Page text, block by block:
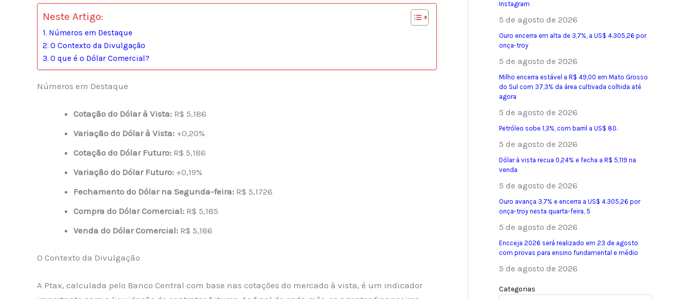
Neste Artigo:
Números em Destaque
O Contexto da Divulgação
O que é o Dólar Comercial?
Números em Destaque
Cotação do Dólar à Vista: R$ 5,186
Variação do Dólar à Vista: +0,20%
Cotação do Dólar Futuro: R$ 5,186
Variação do Dólar Futuro: +0,19%
Fechamento do Dólar na Segunda-feira: R$ 5,1726
Compra do Dólar Comercial: R$ 5,185
Venda do Dólar Comercial: R$ 5,186
O Contexto da Divulgação
A Ptax, calculada pelo Banco Central com base nas cotações do mercado à vista, é um indicador
Instagram
5 de agosto de 2026
Ouro encerra em alta de 3,7%, a US$ 4.305,26 por
onça-troy
5 de agosto de 2026
Milho encerra estável a R$ 49,00 em Mato Grosso
do Sul com 37,3% da área cultivada colhida até
agora
5 de agosto de 2026
Petróleo sobe 1,3%, com barril a US$ 80.
5 de agosto de 2026
Dólar à vista recua 0,24% e fecha a R$ 5,119 na
venda
5 de agosto de 2026
Ouro avança 3,7% e encerra a US$ 4.305,26 por
onça-troy nesta quarta-feira, 5
5 de agosto de 2026
Encceja 2026 será realizado em 23 de agosto
com provas para ensino fundamental e médio
5 de agosto de 2026
Categorias